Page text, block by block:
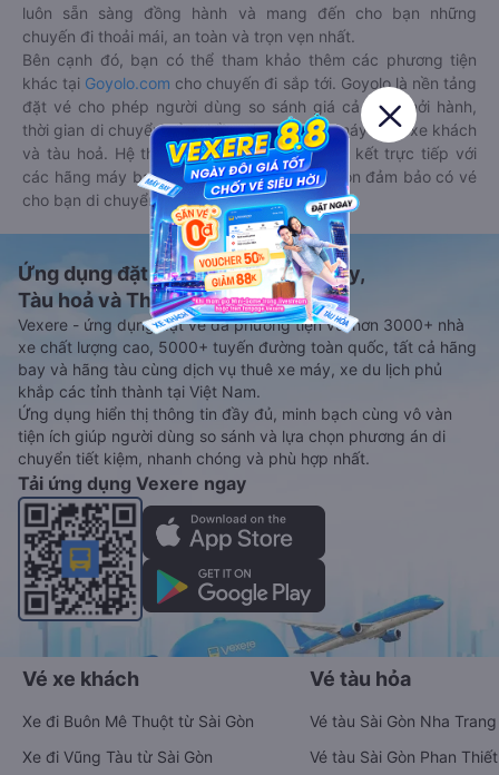
luôn sẵn sàng đồng hành và mang đến cho bạn những
chuyến đi thoải mái, an toàn và trọn vẹn nhất.
Bên cạnh đó, bạn có thể tham khảo thêm các phương tiện
khác tại Goyolo.com cho chuyến đi sắp tới. Goyolo là nền tảng
đặt vé cho phép người dùng so sánh giá cả, giờ khởi hành,
thời gian di chuyển của nhiều phương tiện máy bay, xe khách
và tàu hoả. Hệ thống của Goyolo được liên kết trực tiếp với
các hãng máy bay, xe khách và tàu hoả, luôn đảm bảo có vé
cho bạn di chuyển.
Ứng dụng đặt vé Xe khách, Máy bay,
Tàu hoả và Thuê xe
Vexere - ứng dụng đặt vé đa phương tiện với hơn 3000+ nhà
xe chất lượng cao, 5000+ tuyến đường toàn quốc, tất cả hãng
bay và hãng tàu cùng dịch vụ thuê xe máy, xe du lịch phủ
khắp các tỉnh thành tại Việt Nam.
Ứng dụng hiển thị thông tin đầy đủ, minh bạch cùng vô vàn
tiện ích giúp người dùng so sánh và lựa chọn phương án di
chuyển tiết kiệm, nhanh chóng và phù hợp nhất.
Tải ứng dụng Vexere ngay
Vé xe khách
Xe đi Buôn Mê Thuột từ Sài Gòn
Xe đi Vũng Tàu từ Sài Gòn
Vé tàu hỏa
Vé tàu Sài Gòn Nha Trang
Vé tàu Sài Gòn Phan Thiết